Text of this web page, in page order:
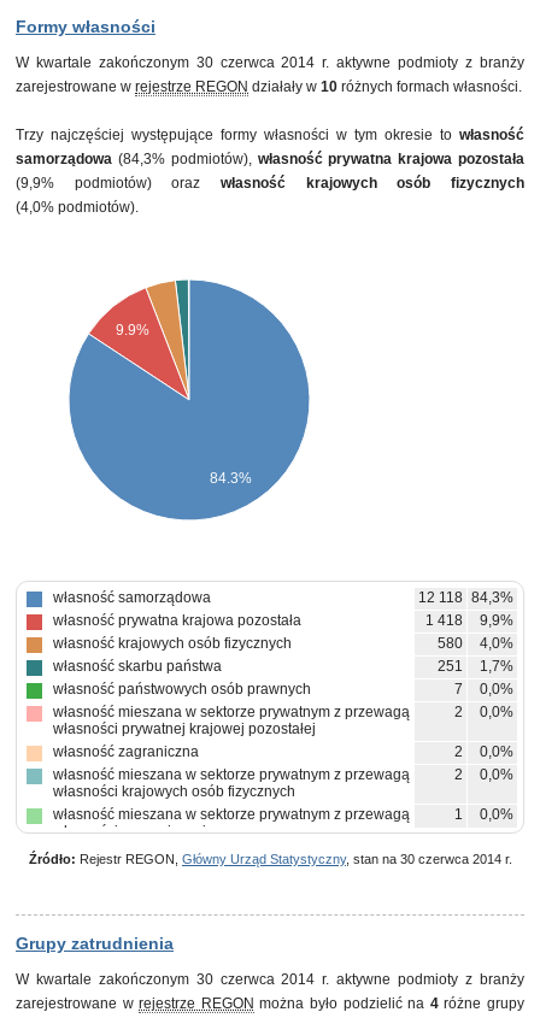
Formy własności
W kwartale zakończonym 30 czerwca 2014 r. aktywne podmioty z branży
zarejestrowane w rejestrze REGON działały w 10 różnych formach własności.
Trzy najczęściej występujące formy własności w tym okresie to własność
samorządowa (84,3% podmiotów), własność prywatna krajowa pozostała
(9,9% podmiotów) oraz własność krajowych osób fizycznych
(4,0% podmiotów).
9.9%
84.3%
własność samorządowa 12 118 84,3%
własność prywatna krajowa pozostała
1 418
9,9%
własność krajowych osób fizycznych
580
4,0%
własność skarbu państwa
251
1,7%
własność państwowych osób prawnych
7
0,0%
własność mieszana w sektorze prywatnym z przewagą
własności prywatnej krajowej pozostałej
2 0,0%
własność zagraniczna 2
0,0%
własność mieszana w sektorze prywatnym z przewagą
własności krajowych osób fizycznych
2 0,0%
własność mieszana w sektorze prywatnym z przewagą
własności zagranicznej
1 0,0%
własność mieszana w sektorze prywatnym z brakiem
przewagi któregokolwiek rodzaju własności prywatnej
1 0,0%
Źródło: Rejestr REGON, Główny Urząd Statystyczny, stan na 30 czerwca 2014 r.
Grupy zatrudnienia
W kwartale zakończonym 30 czerwca 2014 r. aktywne podmioty z branży
zarejestrowane wrejestrze REGON można było podzielić na 4różne grupy